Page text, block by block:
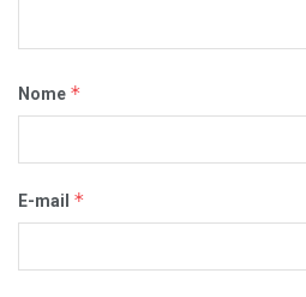
Nome *
E-mail *